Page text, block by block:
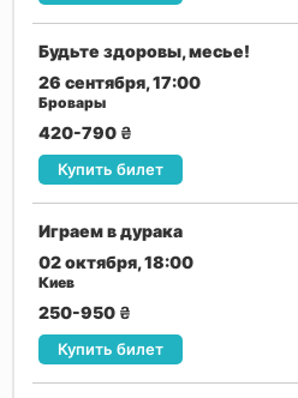
Будьте здоровы, месье!
26 сентября, 17:00
Бровары
420-790 ₴
Купить билет
Играем в дурака
02 октября, 18:00
Киев
250-950 ₴
Купить билет